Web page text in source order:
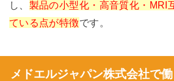
し、 製品の小型化・高音質化・MRI
ている点が特徴です。
メドエルジャパン株式会社で